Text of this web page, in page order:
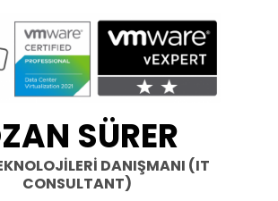
SÜRER
DANIŞMANI (IT
CONSULTANT)